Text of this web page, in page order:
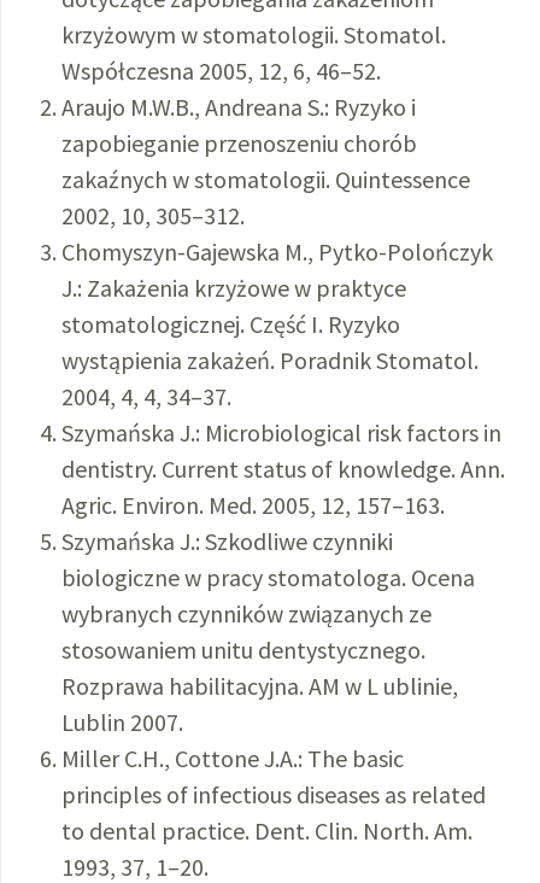
krzyżowym w stomatologii. Stomatol.
Współczesna 2005, 12, 6, 46–52.
Araujo M.W.B., Andreana S.: Ryzyko i
zapobieganie przenoszeniu chorób
zakaźnych w stomatologii. Quintessence
2002, 10, 305–312.
Chomyszyn-Gajewska M., Pytko-Polończyk
J.: Zakażenia krzyżowe w praktyce
stomatologicznej. Część I. Ryzyko
wystąpienia zakażeń. Poradnik Stomatol.
2004, 4, 4, 34–37.
Szymańska J.: Microbiological risk factors in
dentistry. Current status of knowledge. Ann.
Agric. Environ. Med. 2005, 12, 157–163.
Szymańska J.: Szkodliwe czynniki
biologiczne w pracy stomatologa. Ocena
wybranych czynników związanych ze
stosowaniem unitu dentystycznego.
Rozprawa habilitacyjna. AM w L ublinie,
Lublin 2007.
Miller C.H., Cottone J.A.: The basic
principles of infectious diseases as related
to dental practice. Dent. Clin. North. Am.
1993, 37, 1–20.